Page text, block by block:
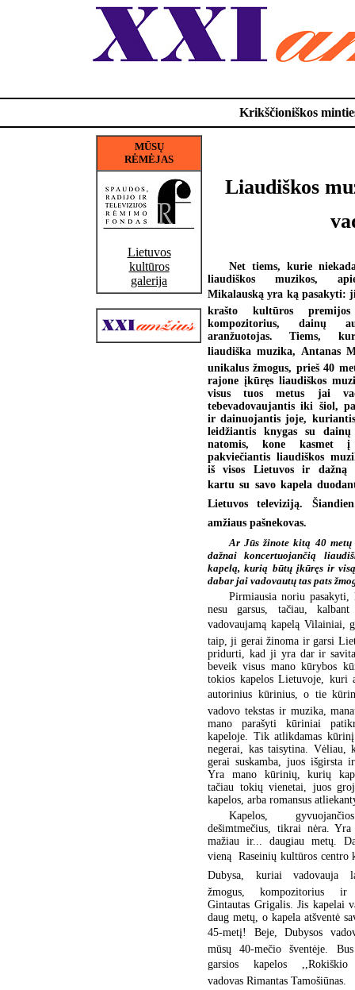
Krikščioniškos
MŪSŲ
RĖMĖJAS
Lietuvos
kultūros
galerija
Liaudiškos
Net tiems, kurie
liaudiškos muzikos,
Mikalauską yra ką pasakyti:
krašto kultūros premijos
kompozitorius, dainų
aranžuotojas. Tiems,
liaudiška muzika, Antanas
unikalus žmogus, prieš 40
rajone įkūręs liaudiškos
visus tuos metus jai
tebevadovaujantis iki šiol,
ir dainuojantis joje,
leidžiantis knygas su
natomis, kone kasmet į
pakviečiantis liaudiškos
iš visos Lietuvos ir dažną
kartu su savo kapela
Lietuvos televiziją.
amžiaus pašnekovas.
Ar Jūs žinote kitą 40
dažnai koncertuojančią
kapelą, kurią būtų įkūręs ir
dabar jai vadovautų tas pats
Pirmiausia noriu pasakyti,
nesu garsus, tačiau,
vadovaujamą kapelą Vilainiai,
taip, ji gerai žinoma ir garsi
pridurti, kad ji yra dar ir
beveik visus mano kūrybos
tokios kapelos Lietuvoje, kuri
autorinius kūrinius, o tie
vadovo tekstas ir muzika,
mano parašyti kūriniai
kapeloje. Tik atlikdamas
negerai, kas taisytina. Vėliau,
gerai suskamba, juos išgirsta
Yra mano kūrinių, kurių
tačiau tokių vienetai, juos
kapelos, arba romansus
Kapelos,
dešimtmečius, tikrai nėra. Yra
mažiau ir... daugiau metų.
vieną  Raseinių kultūros centro
Dubysa, kuriai vadovauja
žmogus, kompozitorius ir
Gintautas Grigalis. Jis kapelai
daug metų, o kapela atšventė
45-metį! Beje, Dubysos
mūsų 40-mečio šventėje.
garsios kapelos ,,Rokiškio
vadovas Rimantas Tamošiūnas.